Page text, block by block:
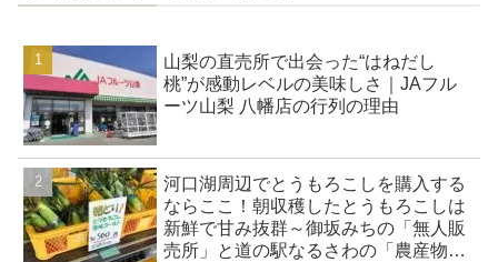
山梨の直売所で出会った“はねだし
桃”が感動レベルの美味しさ｜JAフル
ーツ山梨 八幡店の行列の理由
河口湖周辺でとうもろこしを購入する
ならここ！朝収穫したとうもろこしは
新鮮で甘み抜群～御坂みちの「無人販
売所」と道の駅なるさわの「農産物直